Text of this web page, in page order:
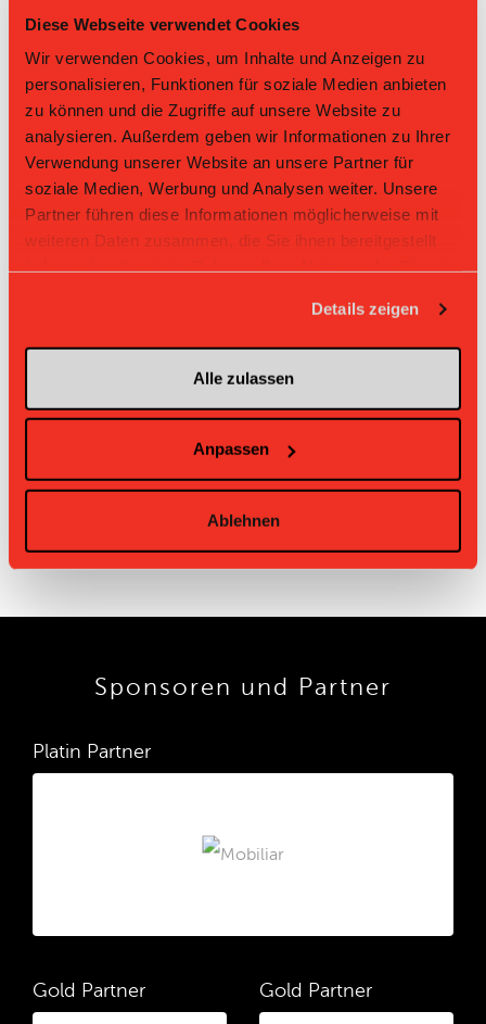
Diese Webseite verwendet Cookies
Wir verwenden Cookies, um Inhalte und Anzeigen zu
personalisieren, Funktionen für soziale Medien anbieten
zu können und die Zugriffe auf unsere Website zu
analysieren. Außerdem geben wir Informationen zu Ihrer
Verwendung unserer Website an unsere Partner für
soziale Medien, Werbung und Analysen weiter. Unsere
Partner führen diese Informationen möglicherweise mit
weiteren Daten zusammen, die Sie ihnen bereitgestellt
Details zeigen
Alle zulassen
Anpassen
Ablehnen
L-UPL
L-UPL
HNLB
Rg. Team Sp TD PQ P
Master Round
Challenge Round
Direktbegegnungen
Emmental II
Oberland III
Unihockey Berner
Emmental II
UHV Skorpion
Emmental II
Sponsoren und Partner
Platin Partner
Gold Partner Gold Partner